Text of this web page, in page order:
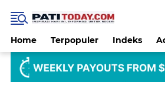
Home Terpopuler Indeks